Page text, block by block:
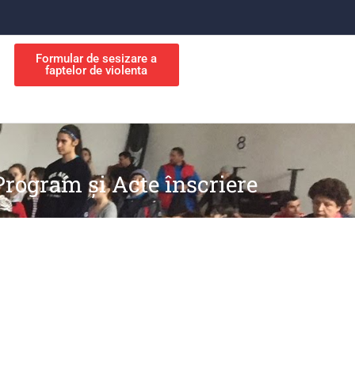
Formular de sesizare a
faptelor de violenta
şi Acte înscriere